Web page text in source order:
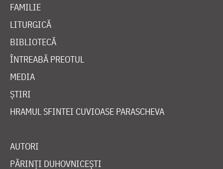
FAMILIE
LITURGICĂ
BIBLIOTECĂ
ÎNTREABĂ PREOTUL
MEDIA
ȘTIRI
HRAMUL SFINTEI CUVIOASE PARASCHEVA
AUTORI
PĂRINȚI DUHOVNICEȘTI